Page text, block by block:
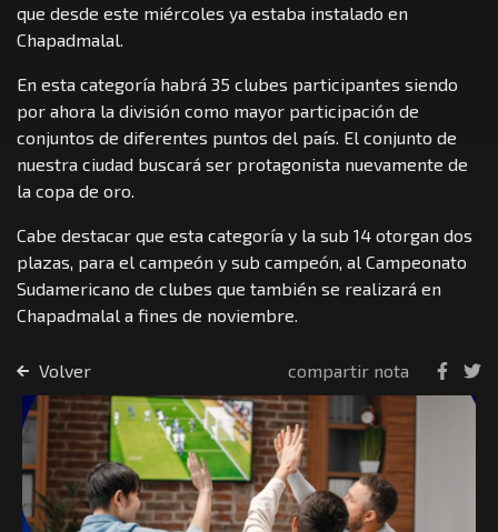
que desde este miércoles ya estaba instalado en
Chapadmalal.
En esta categoría habrá 35 clubes participantes siendo
por ahora la división como mayor participación de
conjuntos de diferentes puntos del país. El conjunto de
nuestra ciudad buscará ser protagonista nuevamente de
la copa de oro.
Cabe destacar que esta categoría y la sub 14 otorgan dos
plazas, para el campeón y sub campeón, al Campeonato
Sudamericano de clubes que también se realizará en
Chapadmalal a fines de noviembre.
Volver compartir nota